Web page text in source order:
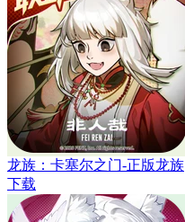
龙族：卡塞尔之门-正版龙族
下载